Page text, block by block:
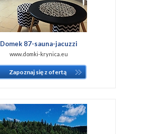
Domek 87-sauna-jacuzzi
www.domki-krynica.eu
Zapoznaj się z ofertą